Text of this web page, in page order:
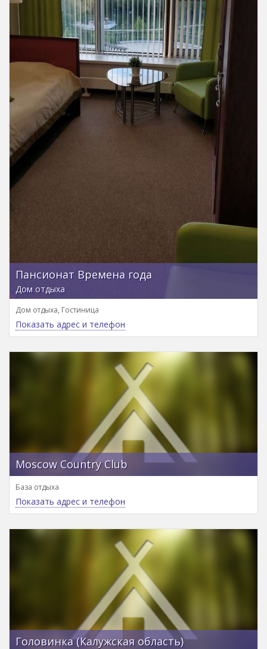
Пансионат Времена года
Дом отдыха
Дом отдыха, Гостиница
Показать адрес и телефон
Moscow Country Club
База отдыха
Показать адрес и телефон
Головинка (Калужская область)